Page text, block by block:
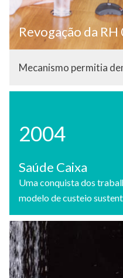
Revogação da RH
Mecanismo permitia
2004
Saúde Caixa
Uma conquista dos
modelo de custeio